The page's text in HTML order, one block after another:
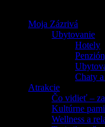
Moja Zázrivá
Ubytovanie
Hotely
Chaty
Atrakcie
Čo vidieť –
Kultúrne
Wellness a